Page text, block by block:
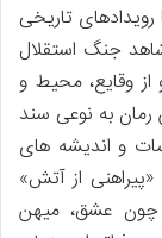
تاریخی
جنگ استقلال
وقایع، محیط و
رمان به نوعی سند
و اندیشه های
از آتش»
چون عشق، میهن